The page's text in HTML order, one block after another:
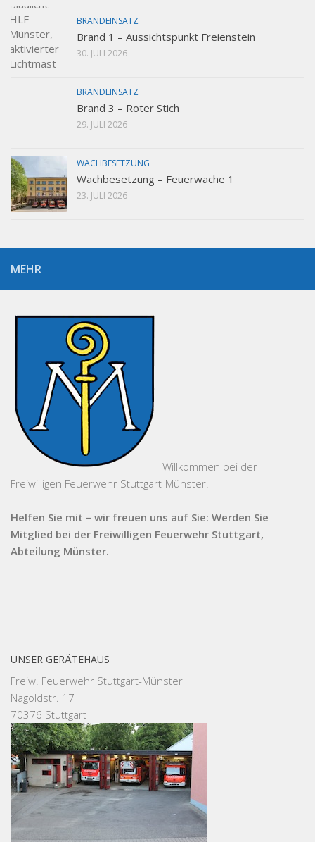
BRANDEINSATZ
Brand 1 – Aussichtspunkt Freienstein
30. JULI 2026
BRANDEINSATZ
Brand 3 – Roter Stich
29. JULI 2026
WACHBESETZUNG
Wachbesetzung – Feuerwache 1
23. JULI 2026
MEHR
Willkommen bei der
Freiwilligen Feuerwehr Stuttgart-Münster.
Helfen Sie mit – wir freuen uns auf Sie: Werden Sie
Mitglied bei der Freiwilligen Feuerwehr Stuttgart,
Abteilung Münster.
UNSER GERÄTEHAUS
Freiw. Feuerwehr Stuttgart-Münster
Nagoldstr. 17
70376 Stuttgart